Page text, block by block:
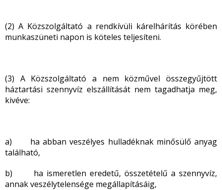
(2) A Közszolgáltató a rendkívüli kárelhárítás körében
munkaszüneti napon is köteles teljesíteni.
(3) A Közszolgáltató a nem közművel összegyűjtött
háztartási szennyvíz elszállítását nem tagadhatja meg,
kivéve:
a) ha abban veszélyes hulladéknak minősülő anyag
található,
b) ha ismeretlen eredetű, összetételű a szennyvíz,
annak veszélytelensége megállapításáig,